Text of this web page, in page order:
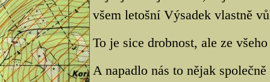
všem letošní Výsadek vlastně
To je sice drobnost, ale ze
A napadlo nás to nějak